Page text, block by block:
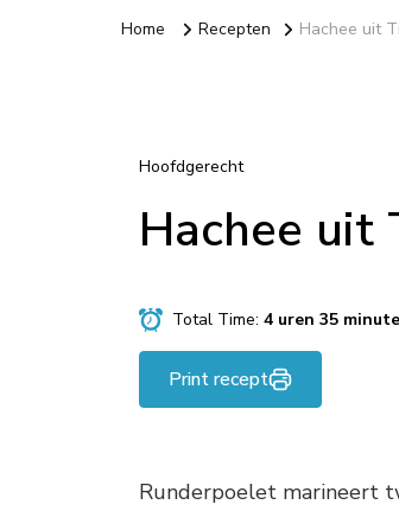
Home Recepten Hachee uit
Hoofdgerecht
Hachee uit
Total Time: 4 uren 35
Print recept
Runderpoelet marineert